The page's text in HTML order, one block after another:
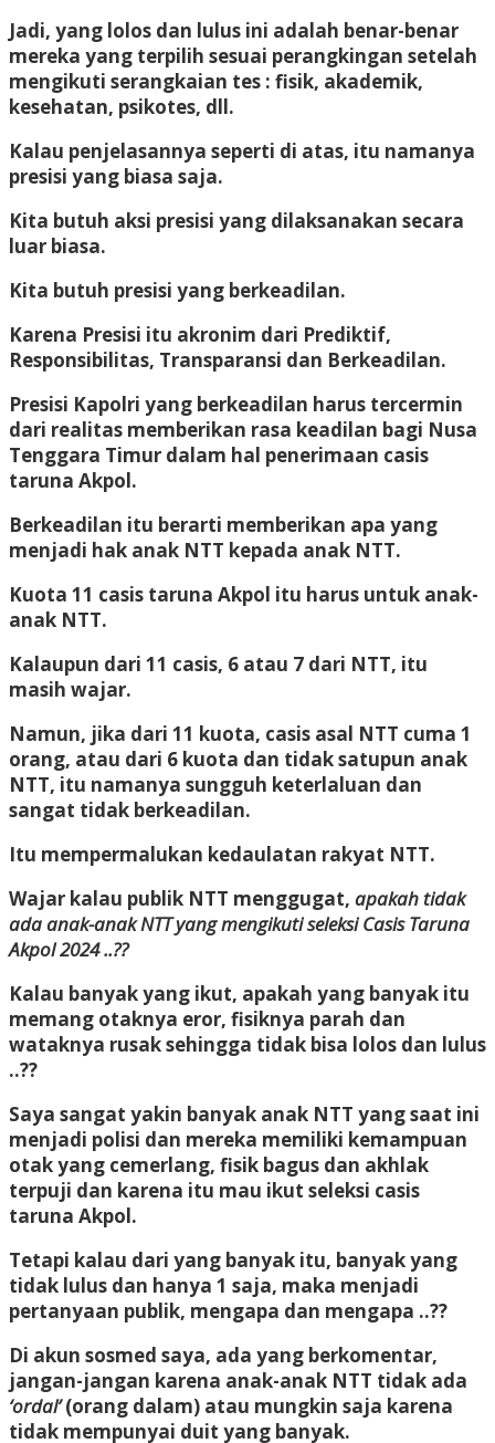
Jadi, yang lolos dan lulus ini adalah benar-benar
mereka yang terpilih sesuai perangkingan setelah
mengikuti serangkaian tes : fisik, akademik,
kesehatan, psikotes, dll.
Kalau penjelasannya seperti di atas, itu namanya
presisi yang biasa saja.
Kita butuh aksi presisi yang dilaksanakan secara
luar biasa.
Kita butuh presisi yang berkeadilan.
Karena Presisi itu akronim dari Prediktif,
Responsibilitas, Transparansi dan Berkeadilan.
Presisi Kapolri yang berkeadilan harus tercermin
dari realitas memberikan rasa keadilan bagi Nusa
Tenggara Timur dalam hal penerimaan casis
taruna Akpol.
Berkeadilan itu berarti memberikan apa yang
menjadi hak anak NTT kepada anak NTT.
Kuota 11 casis taruna Akpol itu harus untuk anak-
anak NTT.
Kalaupun dari 11 casis, 6 atau 7 dari NTT, itu
masih wajar.
Namun, jika dari 11 kuota, casis asal NTT cuma 1
orang, atau dari 6 kuota dan tidak satupun anak
NTT, itu namanya sungguh keterlaluan dan
sangat tidak berkeadilan.
Itu mempermalukan kedaulatan rakyat NTT.
Wajar kalau publik NTT menggugat, apakah tidak
ada anak-anak NTT yang mengikuti seleksi Casis Taruna
Akpol 2024 ..??
Kalau banyak yang ikut, apakah yang banyak itu
memang otaknya eror, fisiknya parah dan
wataknya rusak sehingga tidak bisa lolos dan lulus
..??
Saya sangat yakin banyak anak NTT yang saat ini
menjadi polisi dan mereka memiliki kemampuan
otak yang cemerlang, fisik bagus dan akhlak
terpuji dan karena itu mau ikut seleksi casis
taruna Akpol.
Tetapi kalau dari yang banyak itu, banyak yang
tidak lulus dan hanya 1 saja, maka menjadi
pertanyaan publik, mengapa dan mengapa ..??
Di akun sosmed saya, ada yang berkomentar,
jangan-jangan karena anak-anak NTT tidak ada
‘ordal’(orang dalam) atau mungkin saja karena
tidak mempunyai duit yang banyak.